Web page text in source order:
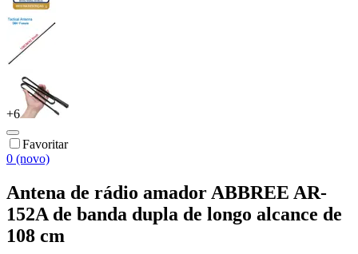
+6
Favoritar
0 (novo)
Antena de rádio amador ABBREE AR-
152A de banda dupla de longo alcance de
108 cm